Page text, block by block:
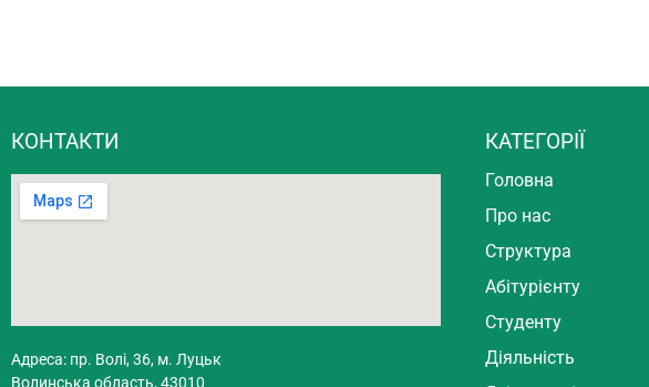
КОНТАКТИ
Адреса: пр. Волі, 36, м. Луцьк
Волинська область, 43010
КАТЕГОРІЇ
Головна
Про нас
Структура
Абітурієнту
Студенту
Діяльність